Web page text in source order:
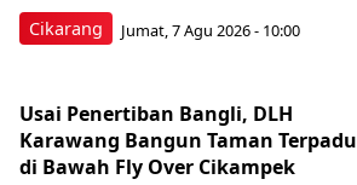
Cikarang Jumat, 7 Agu 2026 - 10:00
Usai Penertiban Bangli, DLH
Karawang Bangun Taman Terpadu
di Bawah Fly Over Cikampek